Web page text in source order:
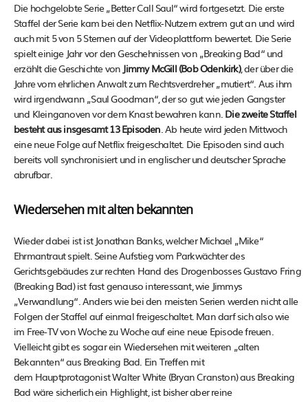
Die hochgelobte Serie „Better Call Saul“ wird fortgesetzt. Die erste
Staffel der Serie kam bei den Netflix-Nutzern extrem gut an und wird
auch mit 5 von 5 Sternen auf der Videoplattform bewertet. Die Serie
spielt einige Jahr vor den Geschehnissen von „Breaking Bad“ und
erzählt die Geschichte von Jimmy McGill (Bob Odenkirk), der über die
Jahre vom ehrlichen Anwalt zum Rechtsverdreher „mutiert“. Aus ihm
wird irgendwann „Saul Goodman“, der so gut wie jeden Gangster
und Kleinganoven vor dem Knast bewahren kann. Die zweite Staffel
besteht aus insgesamt 13 Episoden. Ab heute wird jeden Mittwoch
eine neue Folge auf Netflix freigeschaltet. Die Episoden sind auch
bereits voll synchronisiert und in englischer und deutscher Sprache
abrufbar.
Wiedersehen mit alten bekannten
Wieder dabei ist ist Jonathan Banks, welcher Michael „Mike“
Ehrmantraut spielt. Seine Aufstieg vom Parkwächter des
Gerichtsgebäudes zur rechten Hand des Drogenbosses Gustavo Fring
(Breaking Bad) ist fast genauso interessant, wie Jimmys
„Verwandlung“. Anders wie bei den meisten Serien werden nicht alle
Folgen der Staffel auf einmal freigeschaltet. Man darf sich also wie
im Free-TV von Woche zu Woche auf eine neue Episode freuen.
Vielleicht gibt es sogar ein Wiedersehen mit weiteren „alten
Bekannten“ aus Breaking Bad. Ein Treffen mit
dem Hauptprotagonist Walter White (Bryan Cranston) aus Breaking
Bad wäre sicherlich ein Highlight, ist bisher aber reine